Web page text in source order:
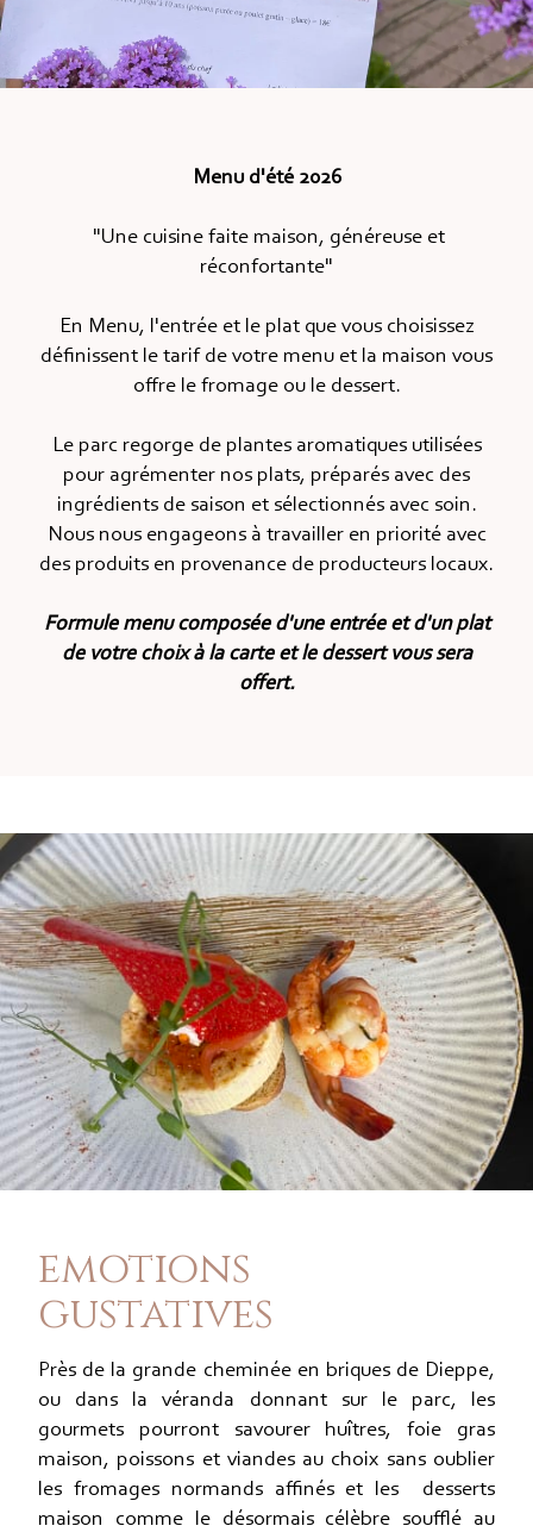
Menu d'été 2026
"Une cuisine faite maison, généreuse et
réconfortante"
En Menu, l'entrée et le plat que vous choisissez
définissent le tarif de votre menu et la maison vous
offre le fromage ou le dessert.
Le parc regorge de plantes aromatiques utilisées
pour agrémenter nos plats, préparés avec des
ingrédients de saison et sélectionnés avec soin.
Nous nous engageons à travailler en priorité avec
des produits en provenance de producteurs locaux.
Formule menu composée d'une entrée et d'un plat
de votre choix à la carte et le dessert vous sera
offert.
emotions
gustatives
Près de la grande cheminée en briques de Dieppe,
ou dans la véranda donnant sur le parc, les
gourmets pourront savourer huîtres, foie gras
maison, poissons et viandes au choix sans oublier
les fromages normands affinés et les desserts
maison comme le désormais célèbre soufflé au